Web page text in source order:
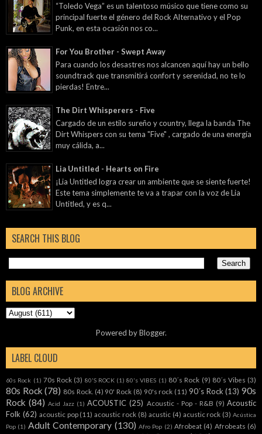
“Toledo Vega” es un talentoso músico que tiene como su
principal fuerte el género del Rock Alternativo y el Pop
Punk, en esta ocasión nos co...
For You Brother - Swept Away
Para cuando los desastres nos alcancen aquí hay un bello
soundtrack que transmitirá confort y serenidad, no te lo
pierdas! Entre...
The Dirt Whisperers - Five
Cargado de un estilo sureño y country, llega la banda The
Dirt Whispers con su tema "Five" , cargado de una energía
muy cálida, a...
Lia Untitled - Hearts on Fire
¡Lia Untitled logra crear un ambiente que se siente fuerte!
Este tema simplemente te va a trapar con la voz de Lia
Untitled, y es q...
SEARCH THIS BLOG
BLOG ARCHIVE
Powered byBlogger.
LABEL CLOUD
60s Rock (1) 70s Rock (3) 80'S ROCK (1) 80's VIBES (1) 80´s Rock (9) 80´s Vibes (3)
80s Rock (78) 80s Rock. (4) 90' Rock (8) 90's rock (11) 90´s Rock (13) 90s
Rock (84) Acid Jazz (1) ACOUSTIC (25) Acoustic - Pop - R&B (9) Acoustic
Folk (62) acoustic pop (11) acoustic rock (8) acustic (4) acustic rock (3) Acústica
Pop (1) Adult Contemporary (130) Afro Pop (2) Afrobeat (4) Afrobeats (6)